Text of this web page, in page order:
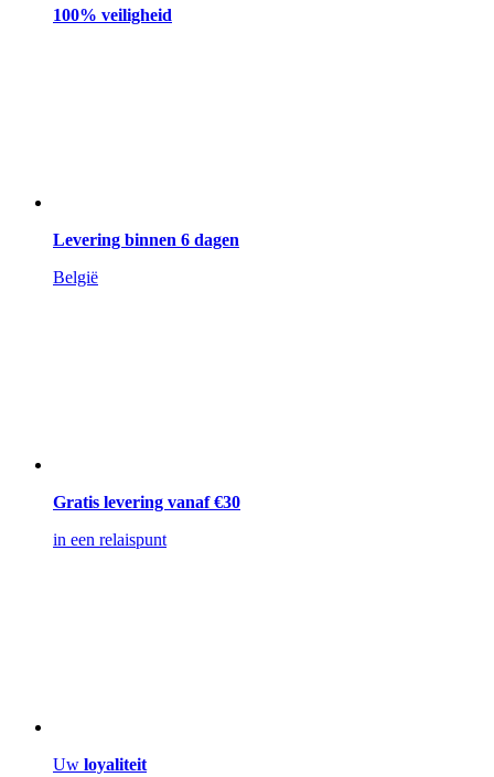
100% veiligheid
Levering binnen 6 dagen
België
Gratis levering vanaf €30
in een relaispunt
Uw loyaliteit